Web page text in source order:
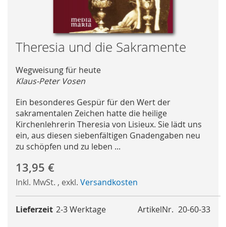
Skip
to
the
beginning
of
the
images
gallery
Theresia und die Sakramente
Wegweisung für heute
Klaus-Peter Vosen
Ein besonderes Gespür für den Wert der
sakramentalen Zeichen hatte die heilige
Kirchenlehrerin Theresia von Lisieux. Sie lädt uns
ein, aus diesen siebenfältigen Gnadengaben neu
zu schöpfen und zu leben ...
13,95 €
Inkl. MwSt. , exkl. Versandkosten
ArtikelNr. 20-60-33
Lieferzeit 2-3 Werktage